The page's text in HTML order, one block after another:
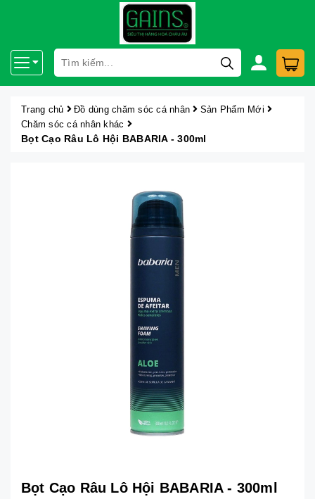
Trang chủ Đồ dùng chăm sóc cá nhân
Sản Phẩm Mới
Chăm sóc cá nhân khác
Bọt Cạo Râu Lô Hội BABARIA - 300ml
Bọt Cạo Râu Lô Hội BABARIA - 300ml